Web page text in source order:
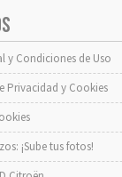
y Condiciones de Uso
Privacidad y Cookies
¡Sube tus fotos!